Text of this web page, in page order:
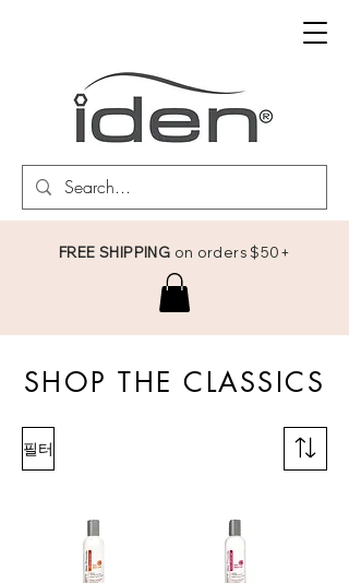
FREE SHIPPING on orders $50+
SHOP THE CLASSICS
필터